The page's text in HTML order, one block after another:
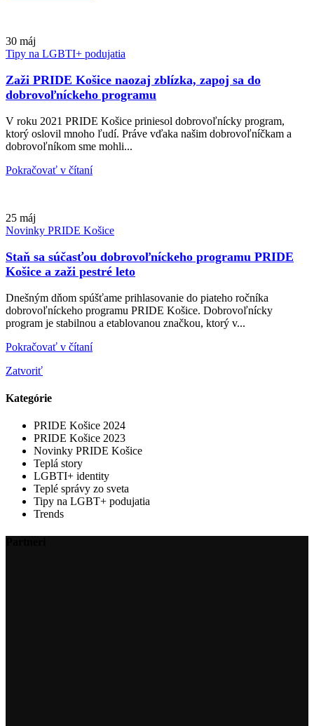
30 máj
Tipy na LGBTI+ podujatia
Zaži PRIDE Košice naozaj zblízka, zapoj sa do
dobrovoľníckeho programu
V roku 2021 PRIDE Košice priniesol dobrovoľnícky program,
ktorý oslovil mnoho ľudí. Práve vďaka našim dobrovoľníčkam a
dobrovoľníkom sme mohli...
Pokračovať v čítaní
25 máj
Novinky PRIDE Košice
Staň sa súčasťou dobrovoľníckeho programu PRIDE
Košice a zaži pestré leto
Dnešným dňom spúšťame prihlasovanie do piateho ročníka
dobrovoľníckeho programu PRIDE Košice. Dobrovoľnícky
program je stabilnou a etablovanou značkou, ktorý v...
Pokračovať v čítaní
Zatvoriť
Kategórie
PRIDE Košice 2024
PRIDE Košice 2023
Novinky PRIDE Košice
Teplá story
LGBTI+ identity
Teplé správy zo sveta
Tipy na LGBT+ podujatia
Trends